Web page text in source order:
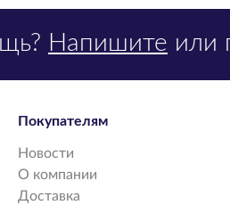
Напишите или
Покупателям
Новости
О компании
Доставка